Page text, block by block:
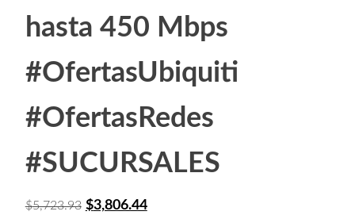
hasta 450 Mbps
#OfertasUbiquiti
#OfertasRedes
#SUCURSALES
$5,723.93 El
$3,806.44El